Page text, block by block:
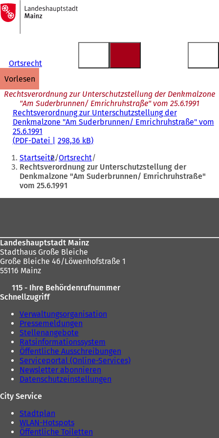
Inhalt anspringen
Zur
Startseite
Ortsrecht
vorlesen
Rechtsverordnung zur Unterschutzstellung der Denkmalzone
"Am Suderbrunnen/ Emrichruhstraße" vom 25.6.1991
Rechtsverordnung zur Unterschutzstellung der
Denkmalzone "Am Suderbrunnen/ Emrichruhstraße" vom
25.6.1991
PDF-Datei 298,36 kB
Sie
befinden
sich
Startseite Ortsrecht
Rechtsverordnung zur Unterschutzstellung der
Denkmalzone "Am Suderbrunnen/ Emrichruhstraße"
vom 25.6.1991
Landeshauptstadt Mainz
Stadthaus Große Bleiche
Große Bleiche 46/Löwenhofstraße 1
55116 Mainz
115 - Ihre Behördenrufnummer
Schnellzugriff
Verwaltungsorganisation
Pressemeldungen
Stellenangebote
Ratsinformationssystem
Öffentliche Ausschreibungen
Serviceportal (Online-Services)
Newsletter abonnieren
Datenschutzeinstellungen
City Service
Stadtplan
WLAN-Hotspots
Öffentliche Toiletten